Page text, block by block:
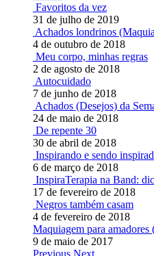
Favoritos da vez
31 de julho de 2019
Achados londrinos
4 de outubro de 2018
Meu corpo, minhas regras
2 de agosto de 2018
Autocuidado
7 de junho de 2018
Achados (Desejos) da
24 de maio de 2018
De repente 30
30 de abril de 2018
Inspirando e sendo
6 de março de 2018
InspiraTerapia na Band:
17 de fevereiro de 2018
Negros também casam
4 de fevereiro de 2018
Maquiagem para amadores
9 de maio de 2017
Previous Next